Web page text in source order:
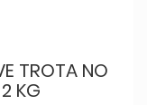
TROTA NO
KG